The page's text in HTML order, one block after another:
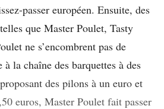
passer européen. Ensuite, des
que Master Poulet, Tasty
ne s’encombrent pas de
la chaîne des barquettes à des
des pilons à un euro et
euros, Master Poulet fait passer